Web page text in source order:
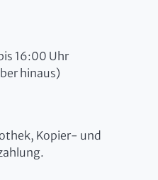
16:00 Uhr
hinaus)
Kopier- und